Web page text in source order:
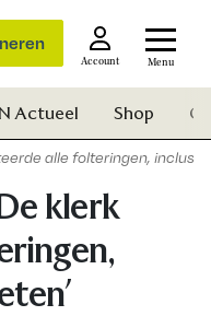
Account Menu
Actueel Shop
alle folteringen,
klerk